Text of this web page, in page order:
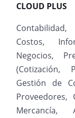
CLOUD PLUS
Costos,
Negocios,
(Cotización,
Gestión de